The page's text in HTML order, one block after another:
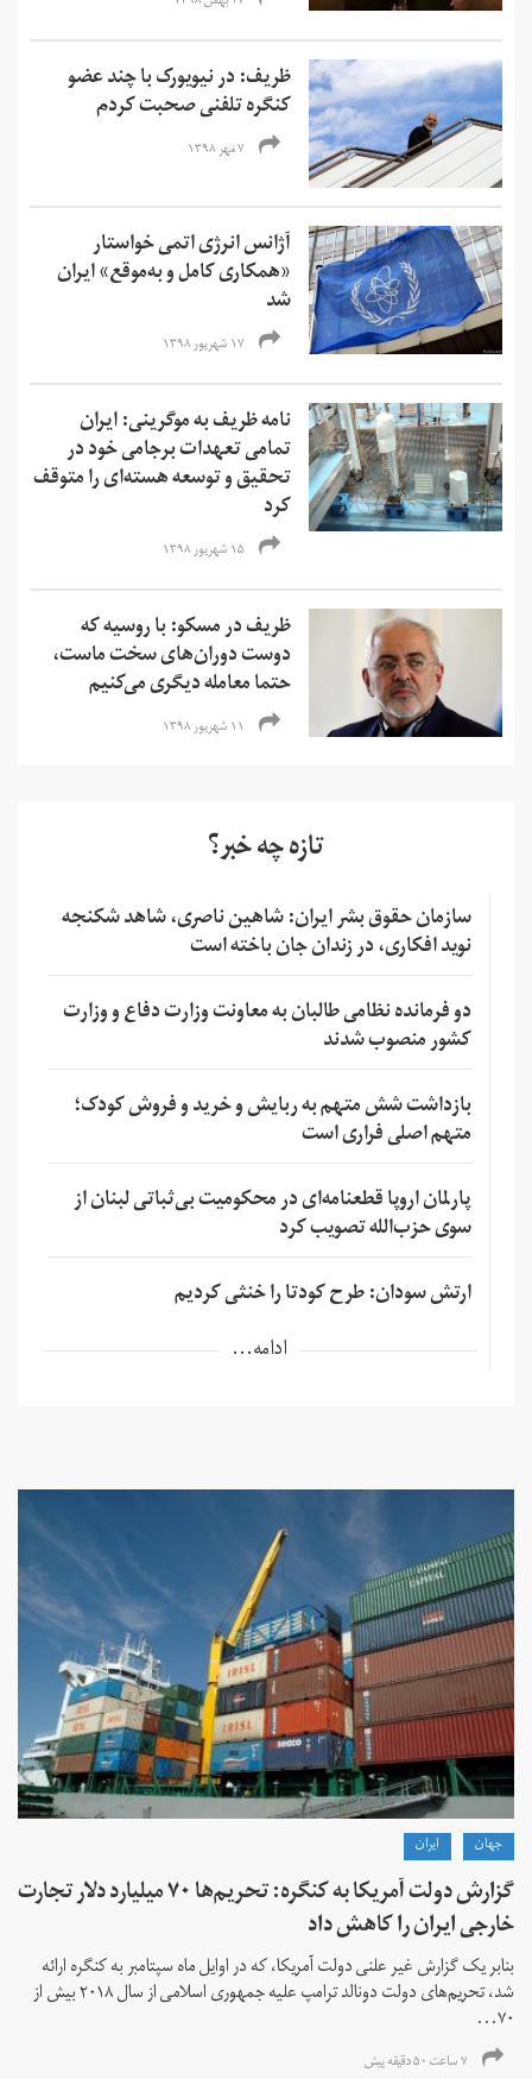
ظریف: در نیویورک با چند عضو
کنگره تلفنی صحبت کردم
۷ مهر ۱۳۹۸
آژانس انرژی اتمی خواستار
«همکاری کامل و به‌موقع» ایران
شد
۱۷ شهریور ۱۳۹۸
نامه ظریف به موگرینی: ایران
تمامی تعهدات برجامی خود در
تحقیق و توسعه هسته‌ای را متوقف
کرد
۱۵ شهریور ۱۳۹۸
ظریف در مسکو: با روسیه که
دوست دوران‌‌های سخت ماست،
حتما معامله دیگری می‌کنیم
۱۱ شهریور ۱۳۹۸
تازه چه خبر؟
سازمان حقوق بشر ایران: شاهین ناصری، شاهد شکنجه
نوید افکاری، در زندان جان باخته است
دو فرمانده نظامی طالبان به معاونت وزارت دفاع و وزارت
کشور منصوب شدند
بازداشت شش متهم به ربایش و خرید و فروش کودک؛
متهم اصلی فراری است
پارلمان اروپا قطعنامه‌ای در محکومیت بی‌ثباتی لبنان از
سوی حزب‌الله تصویب کرد
ارتش سودان: طرح کودتا را خنثی کردیم
ادامه...
جهان ايران
گزارش دولت آمریکا به کنگره: تحریم‌ها ۷۰ میلیارد دلار تجارت
خارجی ایران را کاهش داد
بنابر یک گزارش غیر علنی دولت آمریکا، که در اوایل ماه سپتامبر به کنگره ارائه
شد، تحریم‌های دولت دونالد ترامپ علیه جمهوری اسلامی از سال ۲۰۱۸ بیش از
۷۰...
۷ ساعت ۵۰ دقیقه پیش